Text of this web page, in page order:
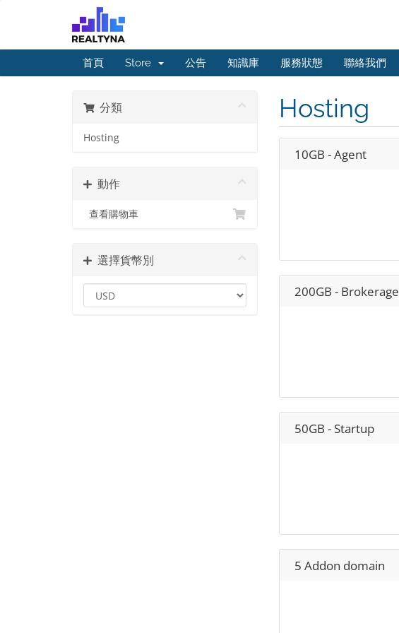
首頁 Store 公告 知識庫 服務狀態 聯絡我們
分類
Hosting
動作
查看購物車
選擇貨幣別
Hosting
10GB - Agent
200GB - Brokerage
50GB - Startup
5 Addon domain